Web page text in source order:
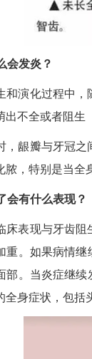
会发炎？
和演化过程中
出不全或者阻生
，龈瓣与牙冠
脓，特别是当全
会有什么表现？
床表现与牙齿
重。如果病情
部。当炎症继
全身症状，包括